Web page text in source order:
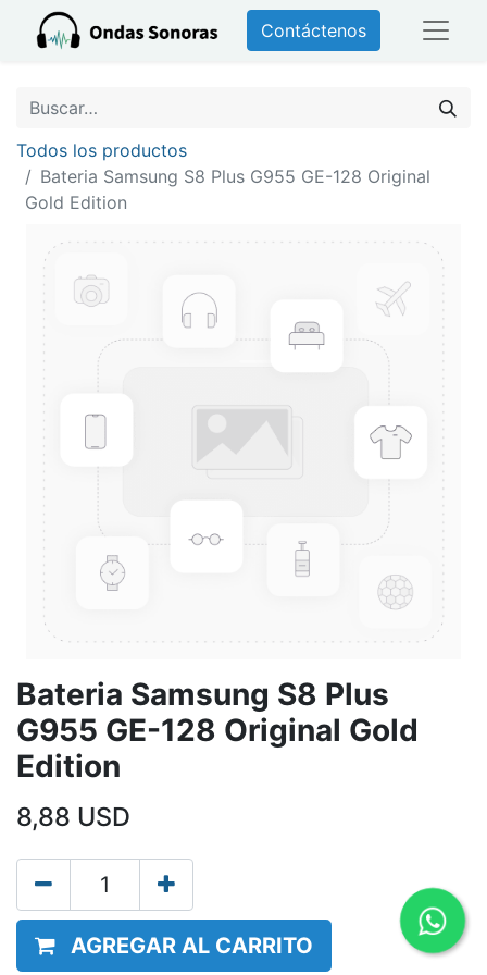
Contáctenos
Todos los productos
Bateria Samsung S8 Plus G955 GE-128 Original
Gold Edition
Bateria Samsung S8 Plus
G955 GE-128 Original Gold
Edition
8,88 USD
AGREGAR AL CARRITO